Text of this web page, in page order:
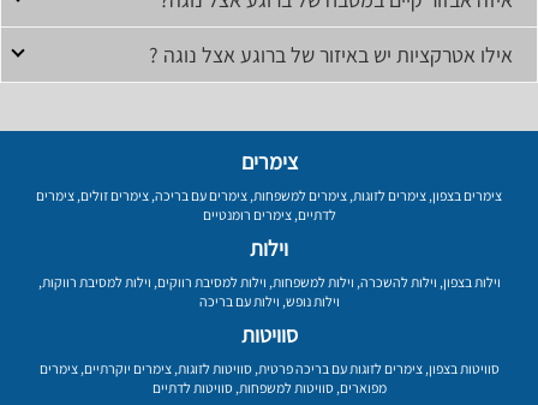
אילו אטרקציות יש באיזור של ברוגע אצל נוגה ?
צימרים
צימרים בצפון, צימרים לזוגות, צימרים למשפחות, צימרים עם בריכה, צימרים זולים, צימרים
לדתיים,צימרים רומנטיים
וילות
וילות בצפון, וילות להשכרה, וילות למשפחות, וילות למסיבת רווקים, וילות למסיבת רווקות,
וילות נופש, וילות עם בריכה
סוויטות
סוויטות בצפון,צימרים לזוגות עם בריכה פרטית,סוויטות לזוגות,צימרים יוקרתיים,צימרים
מפוארים,סוויטות למשפחות,סוויטות לדתיים